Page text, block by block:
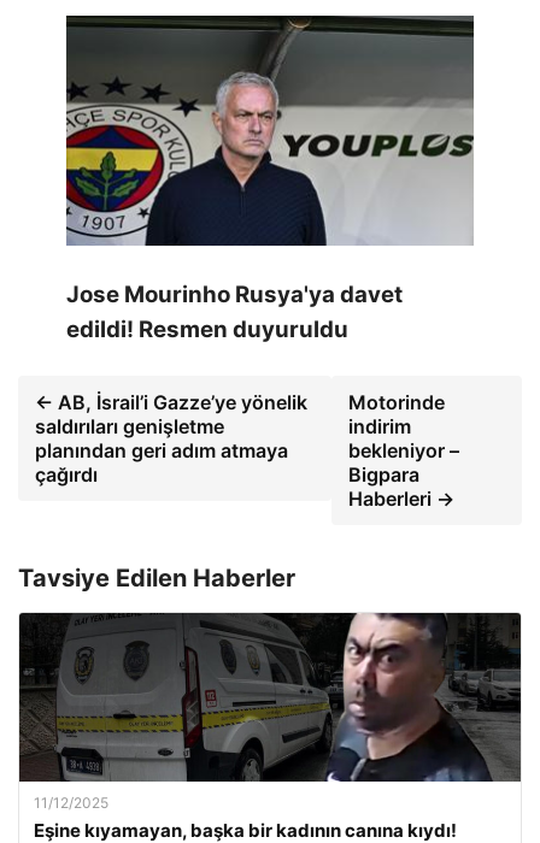
Jose Mourinho Rusya'ya davet
edildi! Resmen duyuruldu
← AB, İsrail’i Gazze’ye yönelik
saldırıları genişletme
planından geri adım atmaya
çağırdı
Motorinde
indirim
bekleniyor –
Bigpara
Haberleri →
Tavsiye Edilen Haberler
11/12/2025
Eşine kıyamayan, başka bir kadının canına kıydı!